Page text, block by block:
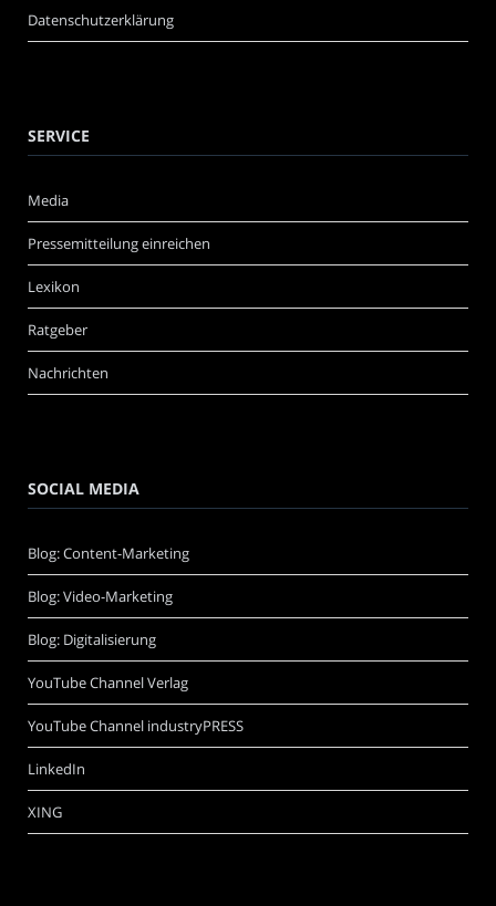
Datenschutzerklärung
SERVICE
Media
Pressemitteilung einreichen
Lexikon
Ratgeber
Nachrichten
SOCIAL MEDIA
Blog: Content-Marketing
Blog: Video-Marketing
Blog: Digitalisierung
YouTube Channel Verlag
YouTube Channel industryPRESS
LinkedIn
XING